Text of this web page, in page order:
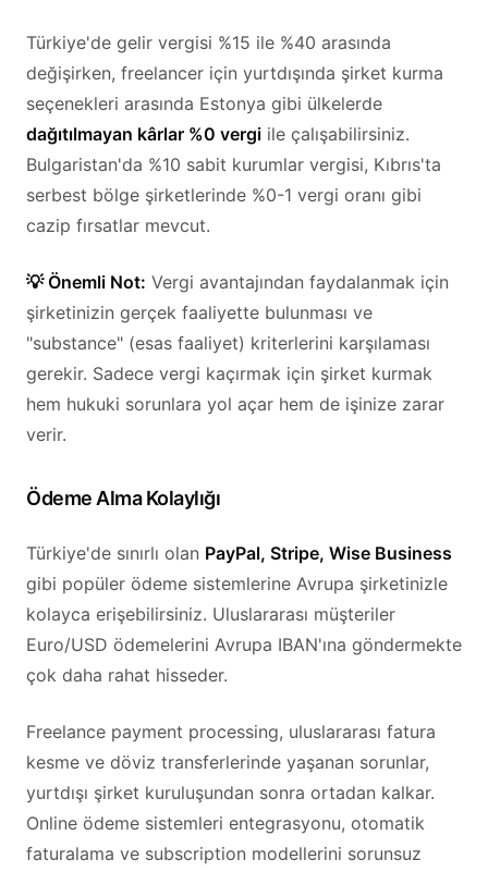
Türkiye'de gelir vergisi %15 ile %40 arasında
değişirken, freelancer için yurtdışında şirket kurma
seçenekleri arasında Estonya gibi ülkelerde
dağıtılmayan kârlar %0 vergi ile çalışabilirsiniz.
Bulgaristan'da %10 sabit kurumlar vergisi, Kıbrıs'ta
serbest bölge şirketlerinde %0-1 vergi oranı gibi
cazip fırsatlar mevcut.
💡 Önemli Not: Vergi avantajından faydalanmak için
şirketinizin gerçek faaliyette bulunması ve
"substance" (esas faaliyet) kriterlerini karşılaması
gerekir. Sadece vergi kaçırmak için şirket kurmak
hem hukuki sorunlara yol açar hem de işinize zarar
verir.
Ödeme Alma Kolaylığı
Türkiye'de sınırlı olan PayPal, Stripe, Wise Business
gibi popüler ödeme sistemlerine Avrupa şirketinizle
kolayca erişebilirsiniz. Uluslararası müşteriler
Euro/USD ödemelerini Avrupa IBAN'ına göndermekte
çok daha rahat hisseder.
Freelance payment processing, uluslararası fatura
kesme ve döviz transferlerinde yaşanan sorunlar,
yurtdışı şirket kuruluşundan sonra ortadan kalkar.
Online ödeme sistemleri entegrasyonu, otomatik
faturalama ve subscription modellerini sorunsuz